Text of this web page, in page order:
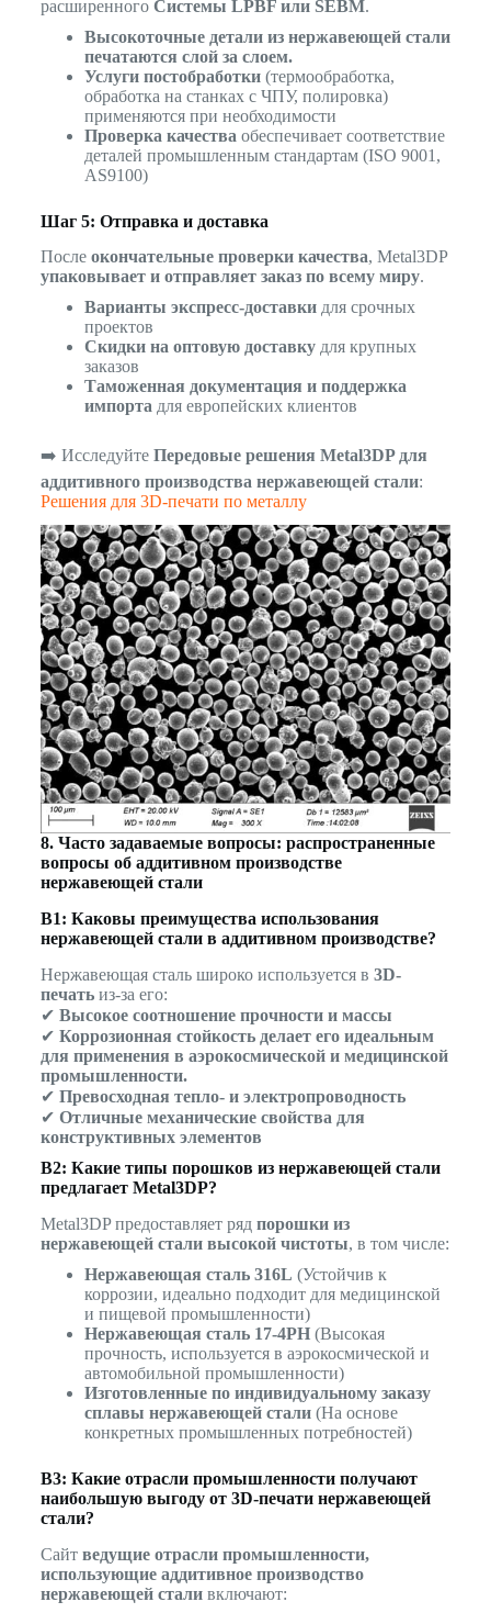
расширенного Системы LPBF или SEBM.
Высокоточные детали из нержавеющей стали
печатаются слой за слоем.
Услуги постобработки(термообработка,
обработка на станках с ЧПУ, полировка)
применяются при необходимости
Проверка качества обеспечивает соответствие
деталей промышленным стандартам (ISO 9001,
AS9100)
Шаг 5: Отправка и доставка
После окончательные проверки качества, Metal3DP
упаковывает и отправляет заказ по всему миру.
Варианты экспресс-доставкидля срочных
проектов
Скидки на оптовую доставкудля крупных
заказов
Таможенная документация и поддержка
импортадля европейских клиентов
➡️ Исследуйте Передовые решения Metal3DP для
аддитивного производства нержавеющей стали:
Решения для 3D-печати по металлу
8. Часто задаваемые вопросы: распространенные
вопросы об аддитивном производстве
нержавеющей стали
В1: Каковы преимущества использования
нержавеющей стали в аддитивном производстве?
Нержавеющая сталь широко используется в 3D-
печатьиз-за его:
✔ Высокое соотношение прочности и массы
✔ Коррозионная стойкость делает его идеальным
для применения в аэрокосмической и медицинской
промышленности.
✔ Превосходная тепло- и электропроводность
✔ Отличные механические свойства для
конструктивных элементов
В2: Какие типы порошков из нержавеющей стали
предлагает Metal3DP?
Metal3DP предоставляет ряд порошки из
нержавеющей стали высокой чистоты, в том числе:
Нержавеющая сталь 316L (Устойчив к
коррозии, идеально подходит для медицинской
и пищевой промышленности)
Нержавеющая сталь 17-4PH(Высокая
прочность, используется в аэрокосмической и
автомобильной промышленности)
Изготовленные по индивидуальному заказу
сплавы нержавеющей стали(На основе
конкретных промышленных потребностей)
В3: Какие отрасли промышленности получают
наибольшую выгоду от 3D-печати нержавеющей
стали?
Сайт ведущие отрасли промышленности,
использующие аддитивное производство
нержавеющей сталивключают: